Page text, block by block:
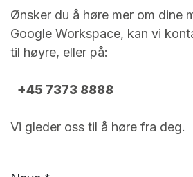
Ønsker du å høre mer om dine
Google Workspace, kan vi
til høyre, eller på:
+45 7373 8888
Vi gleder oss til å høre fra deg.